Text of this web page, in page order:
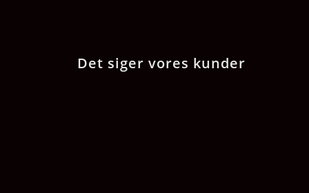
Det siger vores kunder